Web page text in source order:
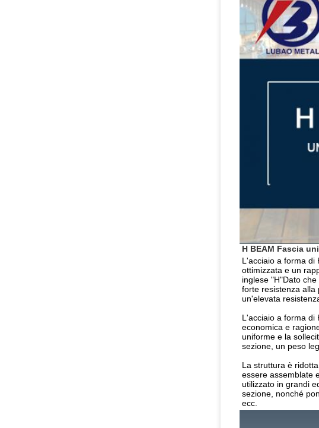
H BEAM Fascia
L'acciaio a forma di
ottimizzata e un
inglese "H"Dato
forte resistenza alla
un'elevata
L'acciaio a forma di
economica e
uniforme e la
sezione, un peso
La struttura è
essere assemblate
utilizzato in grandi
sezione, nonché
ecc.